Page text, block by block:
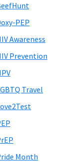
PEP
Awareness
Prevention
Travel
Month